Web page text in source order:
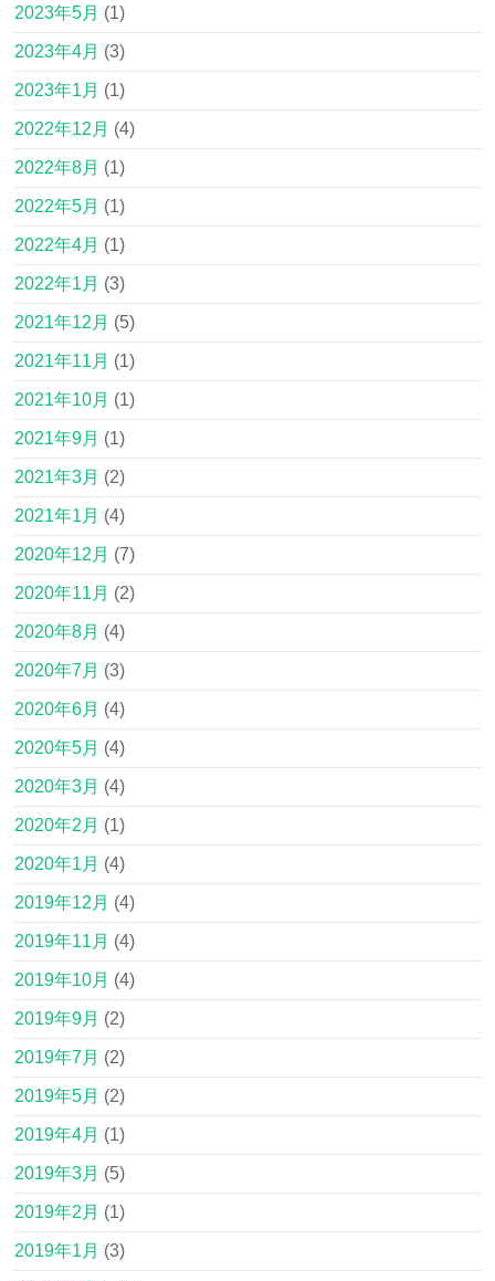
2023年5月 (1)
2023年4月 (3)
2023年1月 (1)
2022年12月 (4)
2022年8月 (1)
2022年5月 (1)
2022年4月 (1)
2022年1月 (3)
2021年12月 (5)
2021年11月 (1)
2021年10月 (1)
2021年9月 (1)
2021年3月 (2)
2021年1月 (4)
2020年12月 (7)
2020年11月 (2)
2020年8月 (4)
2020年7月 (3)
2020年6月 (4)
2020年5月 (4)
2020年3月 (4)
2020年2月 (1)
2020年1月 (4)
2019年12月 (4)
2019年11月 (4)
2019年10月 (4)
2019年9月 (2)
2019年7月 (2)
2019年5月 (2)
2019年4月 (1)
2019年3月 (5)
2019年2月 (1)
2019年1月 (3)